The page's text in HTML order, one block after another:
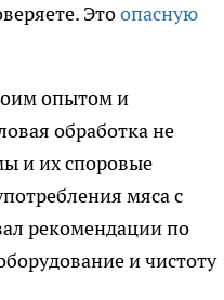
Этоопасную
опытом и
обработка не
и их споровые
мяса с
рекомендации по
и чистоту